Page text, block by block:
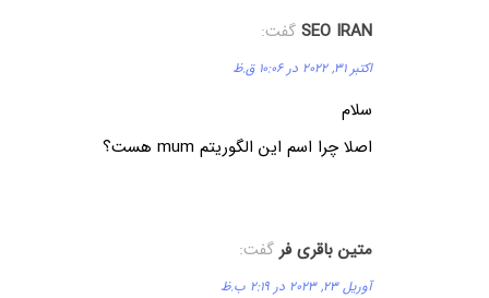
SEO IRAN گفت:
اکتبر 31, 2022 در 10:06 ق.ظ
سلام
اصلا چرا اسم این الگوریتم mum هست؟
متین باقری فر گفت:
آوریل 23, 2023 در 2:19 ب.ظ